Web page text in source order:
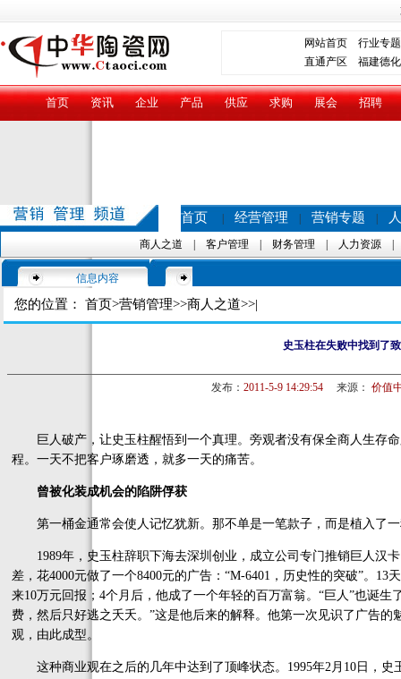
网站首页
行业专题
直通产区 福建德化
首页 资讯 企业 产品 供应 求购 展会 招聘
首页 经营管理 营销专题
商人之道 客户管理 财务管理 人力资源
信息内容
您的位置： 首页>营销管理>>商人之道>>|
史玉柱在失败中找到了
发布： 2011-5-9 14:29:54 来源： 价值
巨人破产，让史玉柱醒悟到一个真理。旁观者没有保全商人生存
程。一天不把客户琢磨透，就多一天的痛苦。
曾被化装成机会的陷阱俘获
第一桶金通常会使人记忆犹新。那不单是一笔款子，而是植入了一
1989年，史玉柱辞职下海去深圳创业，成立公司专门推销巨人汉
差，花4000元做了一个8400元的广告：“M-6401，历史性的突破”。13
来10万元回报；4个月后，他成了一个年轻的百万富翁。“巨人”也诞
费，然后只好逃之夭夭。”这是他后来的解释。他第一次见识了广告
观，由此成型。
这种商业观在之后的几年中达到了顶峰状态。1995年2月10日，史